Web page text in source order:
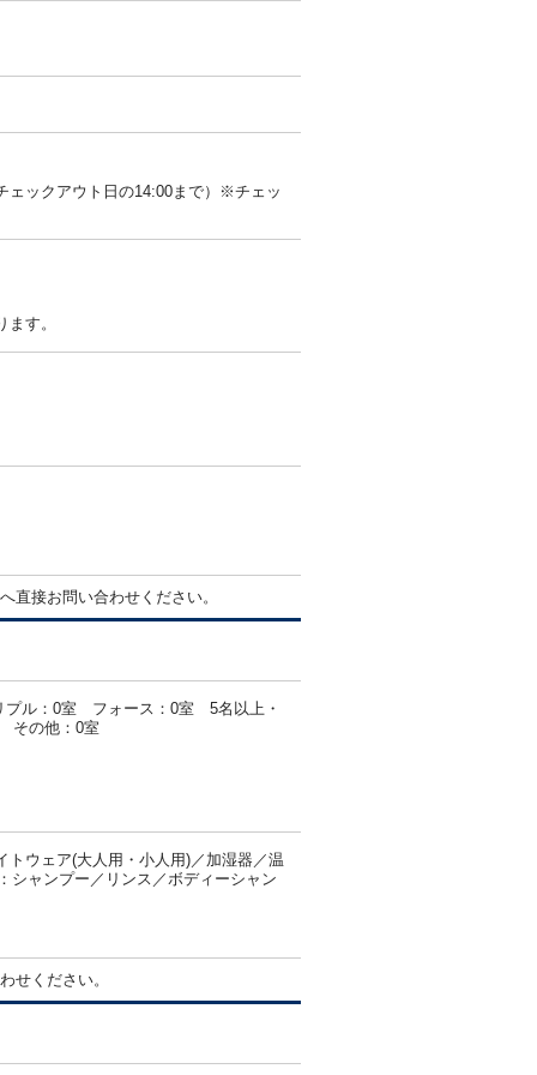
ェックアウト日の14:00まで）※チェッ
す。
直接お問い合わせください。
ル：0室 フォース：0室 5名以上・
の他：0室
ウェア(大人用・小人用)／加湿器／温
シャンプー／リンス／ボディーシャン
せください。